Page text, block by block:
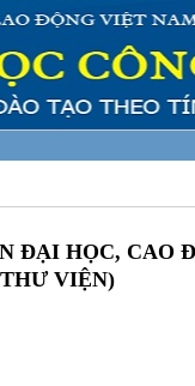
ĐẠI HỌC, CAO
THƯ VIỆN)